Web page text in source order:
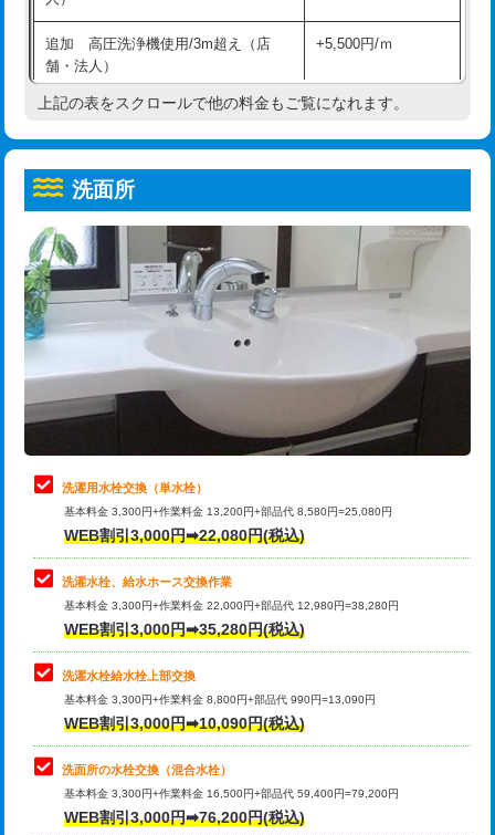
コンクリート斫り（厚さ10㎝超え）
モルタル補修（厚さ10㎝まで） 27,500円
モルタル補修（厚さ10㎝超え） 38,500円
洗面台設置 38,500円
追加人工
廃棄・処分 現場見積
※給水管工事は20mmまでの価格です。
給水管工事※（ホール加工)
給水管工事※（バンド止め) 3,300円
給水管工事※（支持金具設置) 5,500円
給水管工事※（保温材使用（バンド止
め込み）)
5,500円
給水管工事※（土の掘削・埋め戻し作
業)
11,000円
給水管工事※（塩ビ管（VP・HI）使
用/3ｍまで)
33,000円
給水管工事※（塩ビ管（VP・HI）使
用（追加）/3ｍ超え)
給水管工事※（ライニング鋼管・銅
管・ポリ管・HT管使用/3ｍまで)
44,000円
給水管工事※（ライニング鋼管・銅
管・ポリ管・HT管使用/3ｍ超え)
排水管工事（土の掘削・埋め戻し作
業）
排水管工事（排水管工事/3ｍまで） 55,000円
排水管工事（追加 排水管工事/3ｍ超
え）
マス交換（土の掘削・埋め戻し作業）
マス交換（深さ50㎝未満）
マス交換（深さ50㎝以上）
追加 高圧洗浄機使用/3m超え（店
舗・法人）
+5,500円/ｍ
高度高圧洗浄換 現地調査
トーラー機使用/3mまで
追加トーラー機使用/3m超え +3,300円
カメラ調査 33,000円
桝清掃
止水・漏水調査・防水処理・清掃・修
理・調整・分解・加工など（軽作業）
11,000円
止水・漏水調査・防水処理・清掃・修
理・調整・分解・加工など（中作業）
22,000円
止水・漏水調査・防水処理・清掃・修
理・調整・分解・加工など（重作業）
33,000円
キッチンタンク脱着
その他部品の脱着
交換・取付（タンク）
交換・取付(単水栓（壁付・デッキ
式）)
交換・取付(混合水栓（壁付・デッキ
式・ワンホール）)
16,500円+材料費
上記の表をスクロールで他の料金もご覧になれます。
洗面所
洗濯用水栓交換（単水栓）
基本料金 3,300円+作業料金 13,200円+部品代 8,580円=25,080円
WEB割引3,000円➡22,080円(税込)
洗濯水栓、給水ホース交換作業
基本料金 3,300円+作業料金 22,000円+部品代 12,980円=38,280円
WEB割引3,000円➡35,280円(税込)
洗濯水栓給水栓上部交換
基本料金 3,300円+作業料金 8,800円+部品代 990円=13,090円
WEB割引3,000円➡10,090円(税込)
洗面所の水栓交換（混合水栓）
基本料金 3,300円+作業料金 16,500円+部品代 59,400円=79,200円
WEB割引3,000円➡76,200円(税込)